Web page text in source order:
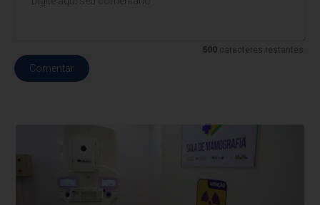
500caracteres restantes.
Comentar